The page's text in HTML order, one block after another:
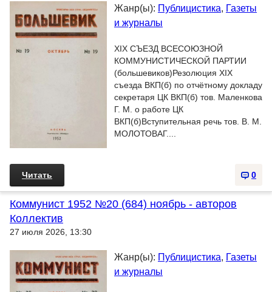
Жанр(ы): Публицистика, Газеты
и журналы
XIX СЪЕЗД ВСЕСОЮЗНОЙ
КОММУНИСТИЧЕСКОЙ ПАРТИИ
(большевиков)Резолюция XIX
съезда ВКП(б) по отчётному докладу
секретаря ЦК ВКП(б) тов. Маленкова
Г. М. о работе ЦК
ВКП(б)Вступительная речь тов. В. М.
МОЛОТОВАГ....
0
Читать
Коммунист 1952 №20 (684) ноябрь - авторов
Коллектив
27 июля 2026, 13:30
Жанр(ы): Публицистика, Газеты
и журналы